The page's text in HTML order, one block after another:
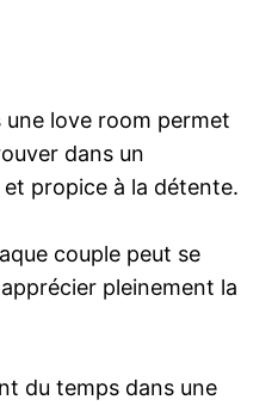
une love room permet
dans un
propice à la détente.
couple peut se
pleinement la
du temps dans une